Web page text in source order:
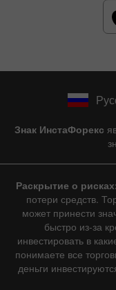
Знак ИнстаФорекс
Раскрытие о
потери средств.
может принести
быстро из-за
инвестировать в
понимаете все
деньги